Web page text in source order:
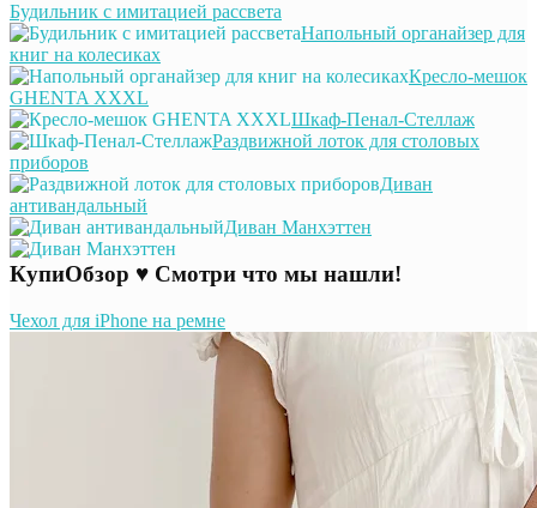
Будильник с имитацией рассвета
Напольный органайзер для
книг на колесиках
Кресло-мешок
GHENTA XXXL
Шкаф-Пенал-Стеллаж
Раздвижной лоток для столовых
приборов
Диван
антивандальный
Диван Манхэттен
КупиОбзор ♥ Смотри что мы нашли!
Чехол для iPhone на ремне